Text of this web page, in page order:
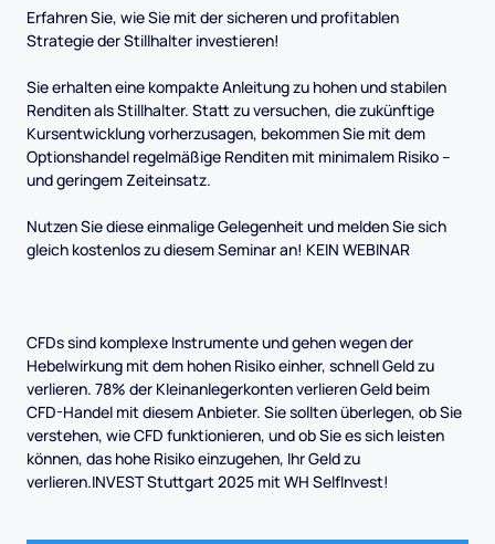
Erfahren Sie, wie Sie mit der sicheren und profitablen
Strategie der Stillhalter investieren!
Sie erhalten eine kompakte Anleitung zu hohen und stabilen
Renditen als Stillhalter. Statt zu versuchen, die zukünftige
Kursentwicklung vorherzusagen, bekommen Sie mit dem
Optionshandel regelmäßige Renditen mit minimalem Risiko –
und geringem Zeiteinsatz.
Nutzen Sie diese einmalige Gelegenheit und melden Sie sich
gleich kostenlos zu diesem Seminar an! KEIN WEBINAR
CFDs sind komplexe Instrumente und gehen wegen der
Hebelwirkung mit dem hohen Risiko einher, schnell Geld zu
verlieren. 78% der Kleinanlegerkonten verlieren Geld beim
CFD-Handel mit diesem Anbieter. Sie sollten überlegen, ob Sie
verstehen, wie CFD funktionieren, und ob Sie es sich leisten
können, das hohe Risiko einzugehen, Ihr Geld zu
verlieren.INVEST Stuttgart 2025 mit WH SelfInvest!